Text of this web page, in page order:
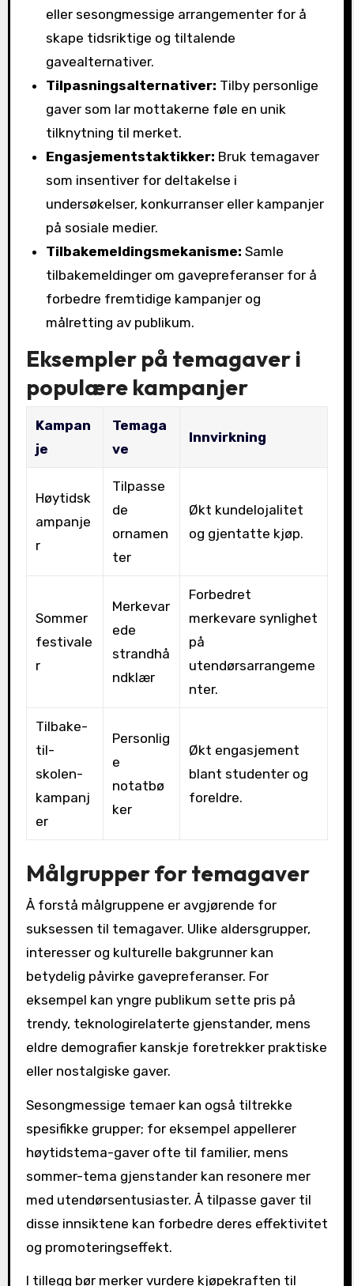
eller sesongmessige arrangementer for å
skape tidsriktige og tiltalende
gavealternativer.
Tilpasningsalternativer: Tilby personlige
gaver som lar mottakerne føle en unik
tilknytning til merket.
Engasjementstaktikker: Bruk temagaver
som insentiver for deltakelse i
undersøkelser, konkurranser eller kampanjer
på sosiale medier.
Tilbakemeldingsmekanisme: Samle
tilbakemeldinger om gavepreferanser for å
forbedre fremtidige kampanjer og
målretting av publikum.
Eksempler på temagaver i
populære kampanjer
Kampan
je
Temaga
ve
Innvirkning
Høytidsk
ampanje
r
Tilpasse
de
ornamen
ter
Økt kundelojalitet
og gjentatte kjøp.
Sommer
festivale
r
Merkevar
ede
strandhå
ndklær
Forbedret
merkevare synlighet
på
utendørsarrangeme
nter.
Tilbake-
til-
skolen-
kampanj
er
Personlig
e
notatbø
ker
Økt engasjement
blant studenter og
foreldre.
Målgrupper for temagaver
Å forstå målgruppene er avgjørende for
suksessen til temagaver. Ulike aldersgrupper,
interesser og kulturelle bakgrunner kan
betydelig påvirke gavepreferanser. For
eksempel kan yngre publikum sette pris på
trendy, teknologirelaterte gjenstander, mens
eldre demografier kanskje foretrekker praktiske
eller nostalgiske gaver.
Sesongmessige temaer kan også tiltrekke
spesifikke grupper; for eksempel appellerer
høytidstema-gaver ofte til familier, mens
sommer-tema gjenstander kan resonere mer
med utendørsentusiaster. Å tilpasse gaver til
disse innsiktene kan forbedre deres effektivitet
og promoteringseffekt.
I tillegg bør merker vurdere kjøpekraften til